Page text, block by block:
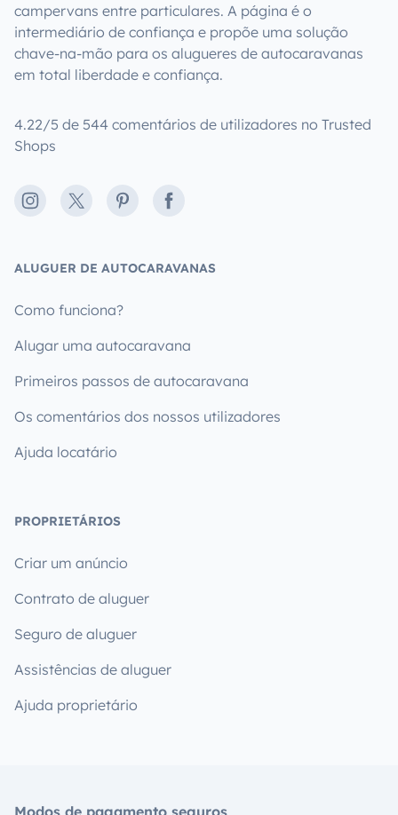
campervans entre particulares. A página é o
intermediário de confiança e propõe uma solução
chave-na-mão para os alugueres de autocaravanas
em total liberdade e confiança.
4.22/5 de 544 comentários de utilizadores no Trusted
Shops
Instagram
X PinterestFacebook
ALUGUER DE AUTOCARAVANAS
Como funciona?
Alugar uma autocaravana
Primeiros passos de autocaravana
Os comentários dos nossos utilizadores
Ajuda locatário
PROPRIETÁRIOS
Criar um anúncio
Contrato de aluguer
Seguro de aluguer
Assistências de aluguer
Ajuda proprietário
Modos de pagamento seguros